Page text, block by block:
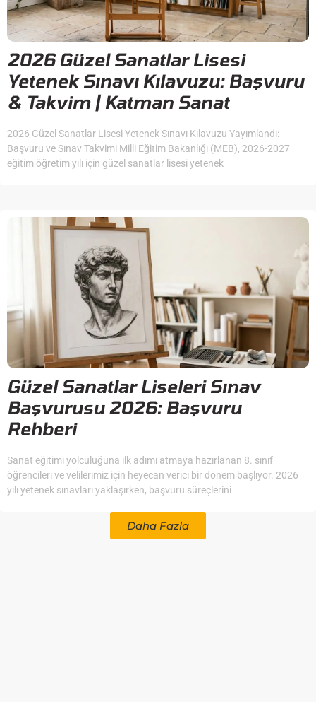
2026 Güzel Sanatlar Lisesi
Yetenek Sınavı Kılavuzu: Başvuru
& Takvim | Katman Sanat
2026 Güzel Sanatlar Lisesi Yetenek Sınavı Kılavuzu Yayımlandı:
Başvuru ve Sınav Takvimi Milli Eğitim Bakanlığı (MEB), 2026-2027
eğitim öğretim yılı için güzel sanatlar lisesi yetenek
Güzel Sanatlar Liseleri Sınav
Başvurusu 2026: Başvuru
Rehberi
Sanat eğitimi yolculuğuna ilk adımı atmaya hazırlanan 8. sınıf
öğrencileri ve velilerimiz için heyecan verici bir dönem başlıyor. 2026
yılı yetenek sınavları yaklaşırken, başvuru süreçlerini
Daha Fazla